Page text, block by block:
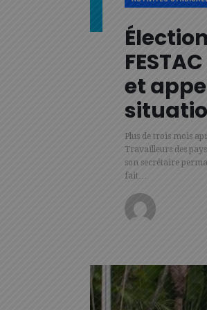
et
Plus de trois mois
Travailleurs des
son secrétaire
fait…